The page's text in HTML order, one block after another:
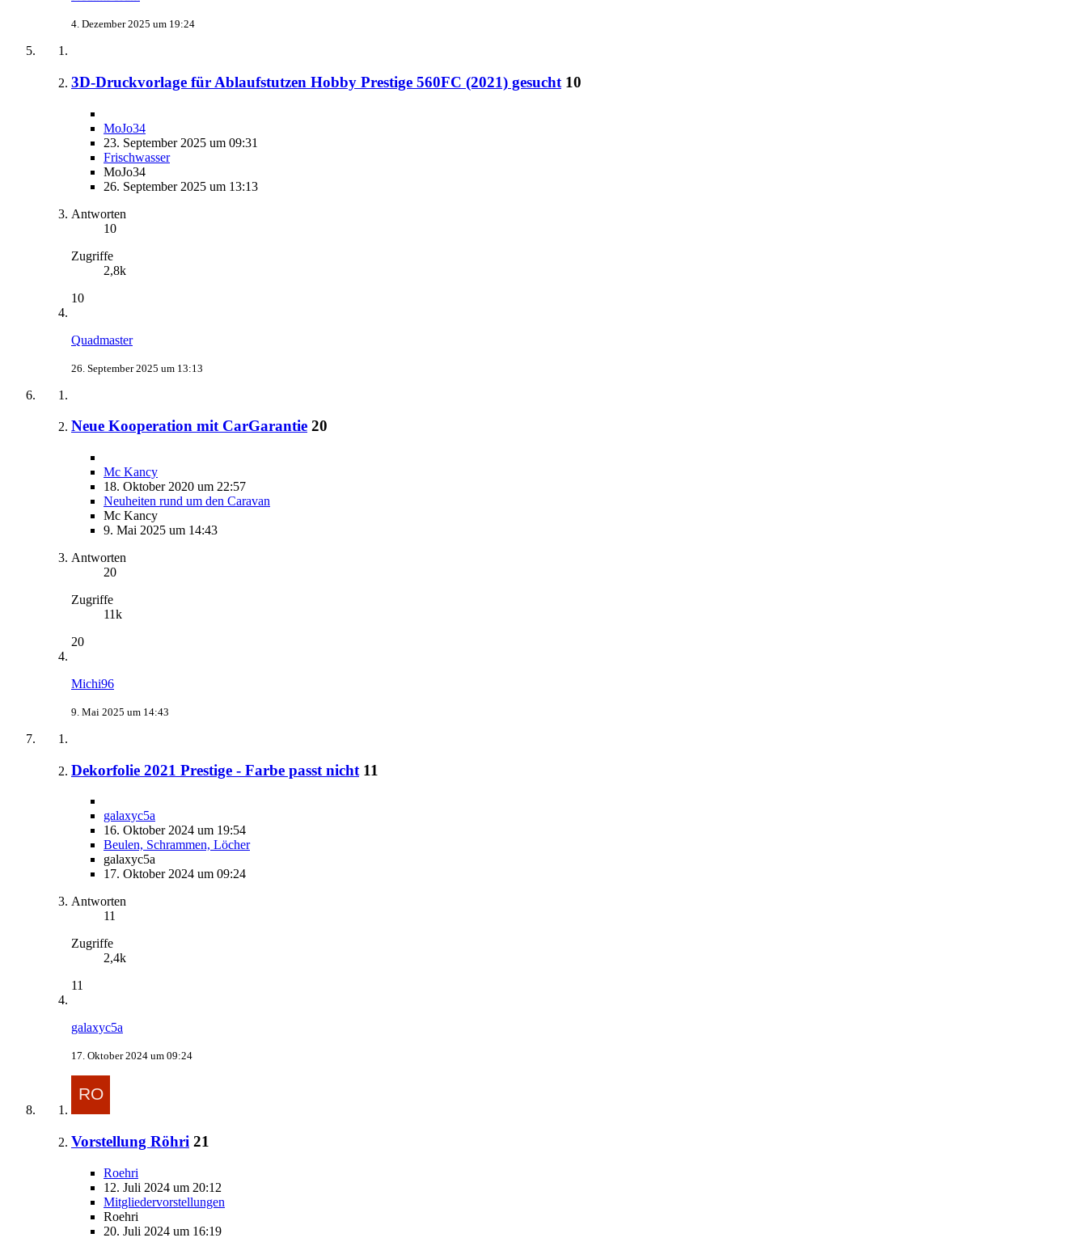
4. Dezember 2025 um 19:24
3D-Druckvorlage für Ablaufstutzen Hobby Prestige 560FC (2021) gesucht 10
MoJo34
23. September 2025 um 09:31
Frischwasser
MoJo34
26. September 2025 um 13:13
Antworten
10
Zugriffe
2,8k
10
Quadmaster
26. September 2025 um 13:13
Neue Kooperation mit CarGarantie 20
Mc Kancy
18. Oktober 2020 um 22:57
Neuheiten rund um den Caravan
Mc Kancy
9. Mai 2025 um 14:43
Antworten
20
Zugriffe
11k
20
Michi96
9. Mai 2025 um 14:43
Dekorfolie 2021 Prestige - Farbe passt nicht 11
galaxyc5a
16. Oktober 2024 um 19:54
Beulen, Schrammen, Löcher
galaxyc5a
17. Oktober 2024 um 09:24
Antworten
11
Zugriffe
2,4k
11
galaxyc5a
17. Oktober 2024 um 09:24
Vorstellung Röhri 21
Roehri
12. Juli 2024 um 20:12
Mitgliedervorstellungen
Roehri
20. Juli 2024 um 16:19